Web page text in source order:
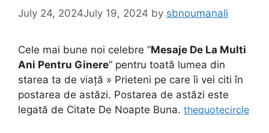
July 24, 2024July 19, 2024 by sbnoumanali
Cele mai bune noi celebre “Mesaje De La Multi
Ani Pentru Ginere” pentru toată lumea din
starea ta de viață » Prieteni pe care îi vei citi în
postarea de astăzi. Postarea de astăzi este
legată de Citate De Noapte Buna. thequotecircle